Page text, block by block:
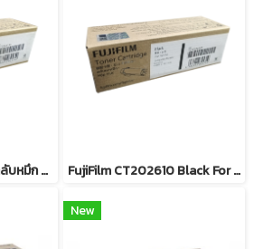
Fuji FILM CT202613 ตลับหมึก FOR DocuPrint CP315dw/ CM315z หมึกพิมพ์เลเซอร์โทนเนอร์สีเหลือง รับประกันศูนย์บริการของแท้แน่นอน FujiFilm CT202610 Black For DocuPrint CP315dw/ CM315z หมึกพิมพ์เลเซอร์โทนเนอร์สีดำ รับประกันศูนย์บริการของแท้แน่นอน
New